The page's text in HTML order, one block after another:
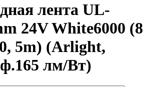
лента UL-
24V White6000 (8
5m) (Arlight,
лм/Вт)